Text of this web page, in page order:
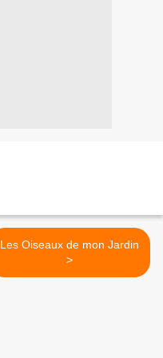
Les Oiseaux de mon Jardin
>